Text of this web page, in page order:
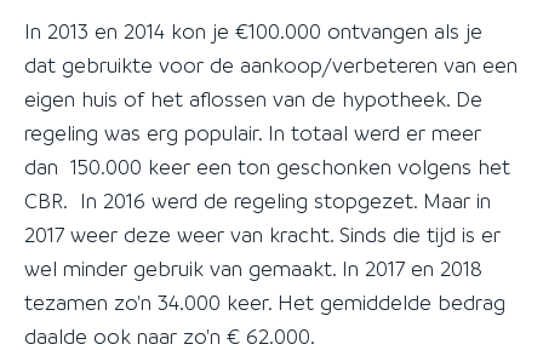
In 2013 en 2014 kon je €100.000 ontvangen als je
dat gebruikte voor de aankoop/verbeteren van een
eigen huis of het aflossen van de hypotheek. De
regeling was erg populair. In totaal werd er meer
dan 150.000 keer een ton geschonken volgens het
CBR. In 2016 werd de regeling stopgezet. Maar in
2017 weer deze weer van kracht. Sinds die tijd is er
wel minder gebruik van gemaakt. In 2017 en 2018
tezamen zo'n 34.000 keer. Het gemiddelde bedrag
daalde ook naar zo'n € 62.000.